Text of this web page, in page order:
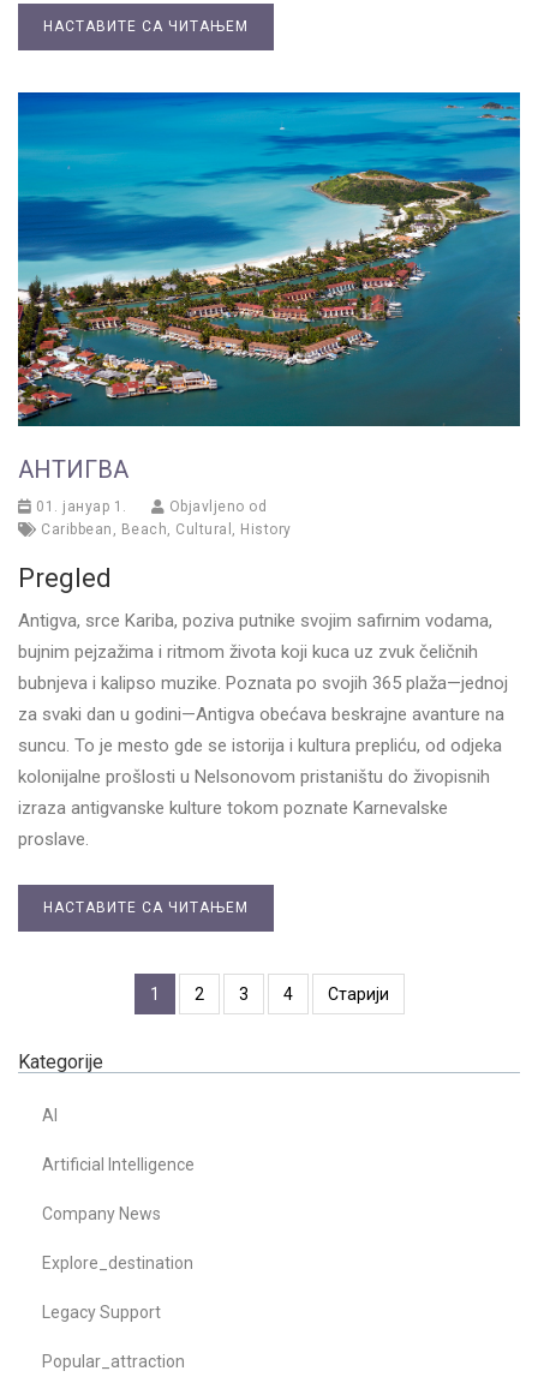
НАСТАВИТЕ СА ЧИТАЊЕМ
АНТИГВА
01. јануар 1.
Objavljeno od
Caribbean , Beach, Cultural , History
Pregled
Antigva, srce Kariba, poziva putnike svojim safirnim vodama,
bujnim pejzažima i ritmom života koji kuca uz zvuk čeličnih
bubnjeva i kalipso muzike. Poznata po svojih 365 plaža—jednoj
za svaki dan u godini—Antigva obećava beskrajne avanture na
suncu. To je mesto gde se istorija i kultura prepliću, od odjeka
kolonijalne prošlosti u Nelsonovom pristaništu do živopisnih
izraza antigvanske kulture tokom poznate Karnevalske
proslave.
НАСТАВИТЕ СА ЧИТАЊЕМ
1 2 3 4 Старији
Kategorije
AI
Artificial Intelligence
Company News
Explore_destination
Legacy Support
Popular_attraction